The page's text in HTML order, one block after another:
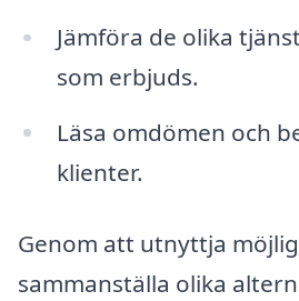
Jämföra de olika
som erbjuds.
Läsa omdömen och
klienter.
Genom att utnyttja
sammanställa olika